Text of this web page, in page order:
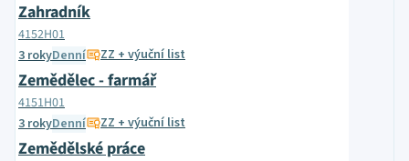
Zahradník
4152H01
3 rokyDenní ZZ + výuční list
Zemědělec - farmář
4151H01
3 rokyDenní ZZ + výuční list
Zemědělské práce